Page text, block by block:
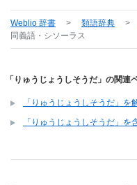
Weblio 辞書 > 類語辞典 >
同義語・シソーラス
「りゅうじょうしそうだ」の関連
「りゅうじょうしそうだ」
「りゅうじょうしそうだ」を